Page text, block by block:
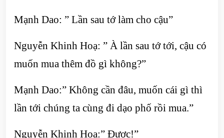
Mạnh Dao: ” Lần sau tớ làm cho cậu”
Nguyễn Khinh Hoạ: ” À lần sau tớ tới, cậu có
muốn mua thêm đồ gì không?”
Mạnh Dao:” Không cần đâu, muốn cái gì thì
lần tới chúng ta cùng đi dạo phố rồi mua.”
Nguyễn Khinh Hoạ:” Được!”